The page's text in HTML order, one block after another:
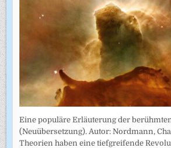
Eine populäre Erläuterung der
(Neuübersetzung). Autor: Nordmann,
Theorien haben eine tiefgreifende